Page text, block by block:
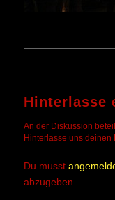
Hinterlasse
An der Diskussion
Hinterlasse uns deinen
Du musst
abzugeben.